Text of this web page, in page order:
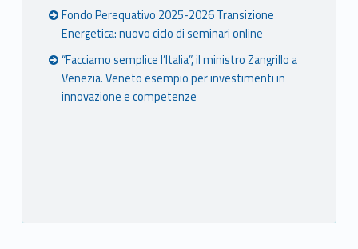
Fondo Perequativo 2025-2026 Transizione
Energetica: nuovo ciclo di seminari online
“Facciamo semplice l’Italia”, il ministro Zangrillo a
Venezia. Veneto esempio per investimenti in
innovazione e competenze